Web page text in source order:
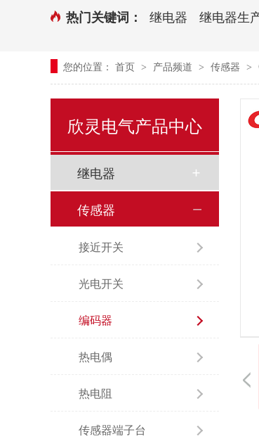
新能源继电器
热门关键词： 继电器 继电器生
您的位置： 首页 > 产品频道 > 传感器 >
欣灵电气产品中心
继电器
传感器
接近开关
光电开关
编码器
热电偶
热电阻
传感器端子台